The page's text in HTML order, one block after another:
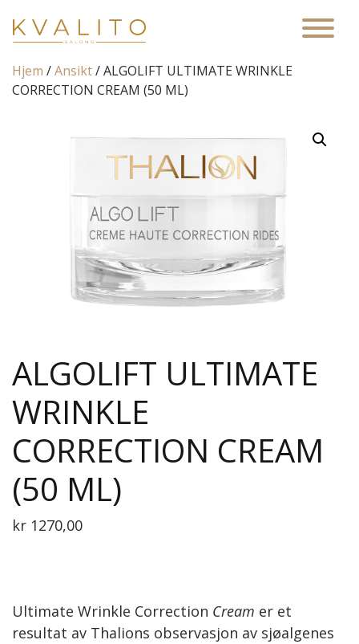
Main Navigation
Hjem /Ansikt/ ALGOLIFT ULTIMATE WRINKLE
CORRECTION CREAM (50 ML)
ALGOLIFT ULTIMATE
WRINKLE
CORRECTION CREAM
(50 ML)
kr 1270,00
Ultimate Wrinkle Correction Cream er et
resultat av Thalions observasjon av sjøalgenes